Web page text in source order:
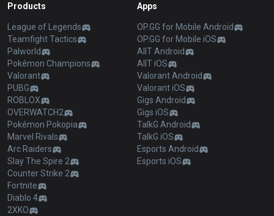
Products
League of Legends
Teamfight Tactics
Palworld
Pokémon Champions
Valorant
PUBG
ROBLOX
OVERWATCH2
Pokémon Pokopia
Marvel Rivals
Arc Raiders
Slay The Spire 2
Counter Strike 2
Fortnite
Diablo 4
2XKO
Apps
OP.GG for Mobile Android
OP.GG for Mobile iOS
AllT Android
AllT iOS
Valorant Android
Valorant iOS
Gigs Android
Gigs iOS
TalkG Android
TalkG iOS
Esports Android
Esports iOS